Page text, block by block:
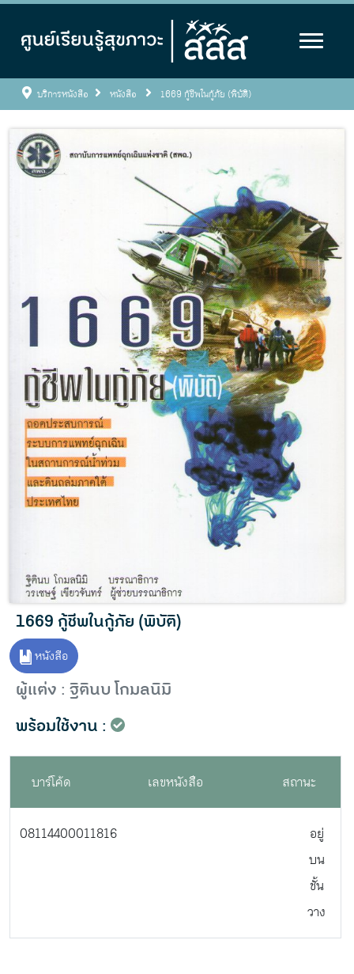
บริการหนังสือ หนังสือ 1669 กู้ชีพในกู้ภัย (พิบัติ)
1669 กู้ชีพในกู้ภัย (พิบัติ)
หนังสือ
ผู้แต่ง : ฐิตินบ โกมลนิมิ
พร้อมใช้งาน :
บาร์โค้ด เลขหนังสือ สถานะ
08114400011816
อยู่
บน
ชั้น
วาง